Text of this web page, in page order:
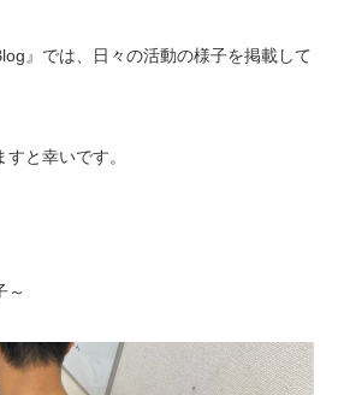
』では、日々の活動の様子を掲載して
と幸いです。
～